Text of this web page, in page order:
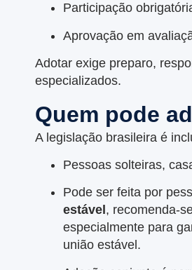
Participação
Aprovação em
Adotar exige preparo,
especializados.
Quem pode
A legislação brasileira é
Pessoas solteiras,
Pode ser feita por
estável , recomenda-
especialmente para
união estável.